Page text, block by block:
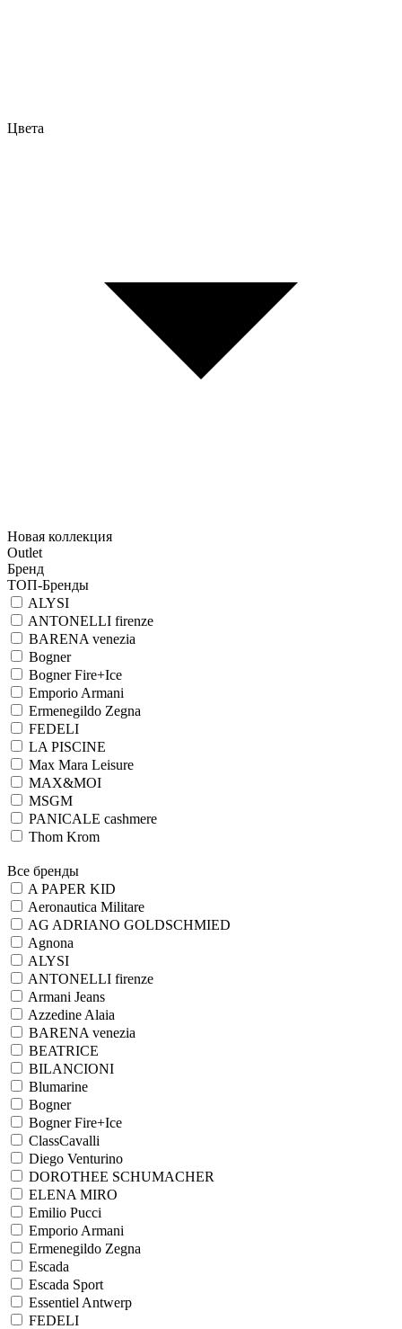
Цвета
Новая коллекция
Outlet
Бренд
ТОП-Бренды
ALYSI
ANTONELLI firenze
BARENA venezia
Bogner
Bogner Fire+Ice
Emporio Armani
Ermenegildo Zegna
FEDELI
LA PISCINE
Max Mara Leisure
MAX&MOI
MSGM
PANICALE cashmere
Thom Krom
Все бренды
A PAPER KID
Aeronautica Militare
AG ADRIANO GOLDSCHMIED
Agnona
ALYSI
ANTONELLI firenze
Armani Jeans
Azzedine Alaia
BARENA venezia
BEATRICE
BILANCIONI
Blumarine
Bogner
Bogner Fire+Ice
ClassCavalli
Diego Venturino
DOROTHEE SCHUMACHER
ELENA MIRO
Emilio Pucci
Emporio Armani
Ermenegildo Zegna
Escada
Escada Sport
Essentiel Antwerp
FEDELI